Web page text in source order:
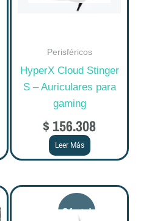
Perisféricos
HyperX Cloud Stinger
S – Auriculares para
gaming
$ 156.308
Leer Más
Price
Este
producto